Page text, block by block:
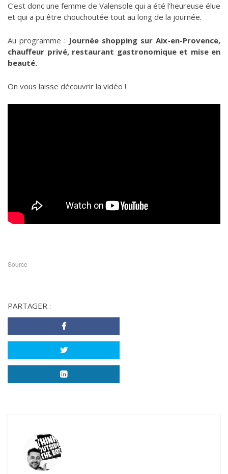
C’est donc une femme de Valensole qui a été l’heureuse élue
et qui a pu être chouchoutée tout au long de la journée.
Au programme : Journée shopping sur Aix-en-Provence,
chauffeur privé, restaurant gastronomique et mise en
beauté.
On vous laisse découvrir la vidéo !
Source
PARTAGER :